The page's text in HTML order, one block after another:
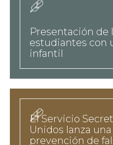
news
Presentación de
estudiantes con
infantil
news
El Servicio
Unidos lanza
prevención de